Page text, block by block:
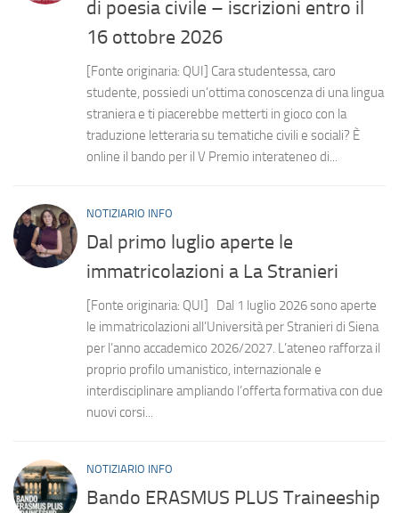
di poesia civile – iscrizioni entro il
16 ottobre 2026
[Fonte originaria: QUI] Cara studentessa, caro
studente, possiedi un’ottima conoscenza di una lingua
straniera e ti piacerebbe metterti in gioco con la
traduzione letteraria su tematiche civili e sociali? È
online il bando per il V Premio interateneo di...
NOTIZIARIO INFO
Dal primo luglio aperte le
immatricolazioni a La Stranieri
[Fonte originaria: QUI] Dal 1 luglio 2026 sono aperte
le immatricolazioni all’Università per Stranieri di Siena
per l’anno accademico 2026/2027. L’ateneo rafforza il
proprio profilo umanistico, internazionale e
interdisciplinare ampliando l’offerta formativa con due
nuovi corsi...
NOTIZIARIO INFO
Bando ERASMUS PLUS Traineeship